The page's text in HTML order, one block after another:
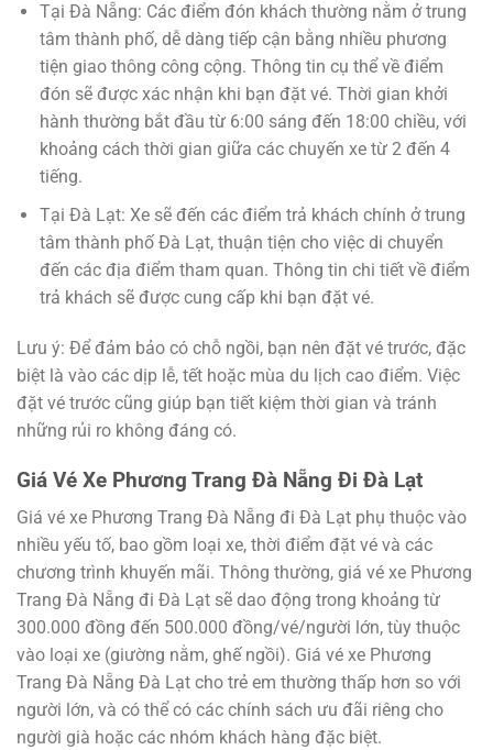
Tại Đà Nẵng: Các điểm đón khách thường nằm ở trung
tâm thành phố, dễ dàng tiếp cận bằng nhiều phương
tiện giao thông công cộng. Thông tin cụ thể về điểm
đón sẽ được xác nhận khi bạn đặt vé. Thời gian khởi
hành thường bắt đầu từ 6:00 sáng đến 18:00 chiều, với
khoảng cách thời gian giữa các chuyến xe từ 2 đến 4
tiếng.
Tại Đà Lạt: Xe sẽ đến các điểm trả khách chính ở trung
tâm thành phố Đà Lạt, thuận tiện cho việc di chuyển
đến các địa điểm tham quan. Thông tin chi tiết về điểm
trả khách sẽ được cung cấp khi bạn đặt vé.
Lưu ý: Để đảm bảo có chỗ ngồi, bạn nên đặt vé trước, đặc
biệt là vào các dịp lễ, tết hoặc mùa du lịch cao điểm. Việc
đặt vé trước cũng giúp bạn tiết kiệm thời gian và tránh
những rủi ro không đáng có.
Giá Vé Xe Phương Trang Đà Nẵng Đi Đà Lạt
Giá vé xe Phương Trang Đà Nẵng đi Đà Lạt phụ thuộc vào
nhiều yếu tố, bao gồm loại xe, thời điểm đặt vé và các
chương trình khuyến mãi. Thông thường, giá vé xe Phương
Trang Đà Nẵng đi Đà Lạt sẽ dao động trong khoảng từ
300.000 đồng đến 500.000 đồng/vé/người lớn, tùy thuộc
vào loại xe (giường nằm, ghế ngồi). Giá vé xe Phương
Trang Đà Nẵng Đà Lạt cho trẻ em thường thấp hơn so với
người lớn, và có thể có các chính sách ưu đãi riêng cho
người già hoặc các nhóm khách hàng đặc biệt.